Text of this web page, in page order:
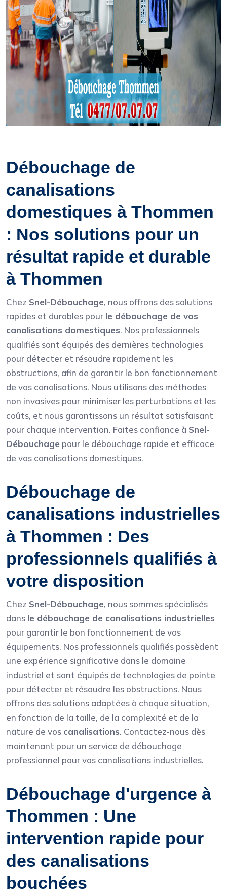
Débouchage de
canalisations
domestiques à Thommen
: Nos solutions pour un
résultat rapide et durable
à Thommen
Chez Snel-Débouchage, nous offrons des solutions
rapides et durables pour le débouchage de vos
canalisations domestiques. Nos professionnels
qualifiés sont équipés des dernières technologies
pour détecter et résoudre rapidement les
obstructions, afin de garantir le bon fonctionnement
de vos canalisations. Nous utilisons des méthodes
non invasives pour minimiser les perturbations et les
coûts, et nous garantissons un résultat satisfaisant
pour chaque intervention. Faites confiance à Snel-
Débouchage pour le débouchage rapide et efficace
de vos canalisations domestiques.
Débouchage de
canalisations industrielles
à Thommen : Des
professionnels qualifiés à
votre disposition
Chez Snel-Débouchage, nous sommes spécialisés
dans le débouchage de canalisations industrielles
pour garantir le bon fonctionnement de vos
équipements. Nos professionnels qualifiés possèdent
une expérience significative dans le domaine
industriel et sont équipés de technologies de pointe
pour détecter et résoudre les obstructions. Nous
offrons des solutions adaptées à chaque situation,
en fonction de la taille, de la complexité et de la
nature de vos canalisations. Contactez-nous dès
maintenant pour un service de débouchage
professionnel pour vos canalisations industrielles.
Débouchage d'urgence à
Thommen : Une
intervention rapide pour
des canalisations
bouchées